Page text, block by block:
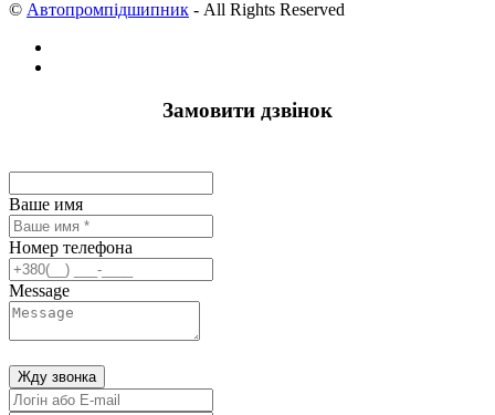
© Автопромпідшипник - All Rights Reserved
Замовити дзвінок
Ваше имя
Номер телефона
Message
Жду звонка